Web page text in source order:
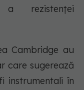
rezistenței
Cambridge au
care sugerează
instrumentali în